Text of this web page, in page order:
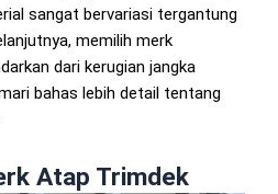
sangat bervariasi tergantung
memilih merk
dari kerugian jangka
bahas lebih detail tentang
Atap Trimdek